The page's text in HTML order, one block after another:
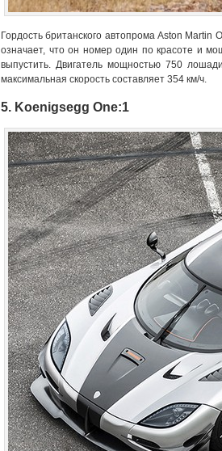
Гордость британского автопрома Aston Martin
означает, что он номер один по красоте и
выпустить. Двигатель мощностью 750
максимальная скорость составляет 354 км/ч.
5. Koenigsegg One:1